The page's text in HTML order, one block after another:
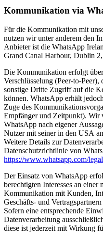
Kommunikation via
Für die Kommunikation mit
nutzen wir unter anderem den
Anbieter ist die WhatsApp
Grand Canal Harbour, Dublin
Die Kommunikation erfolgt
Verschlüsselung (Peer-to-
sonstige Dritte Zugriff auf die
können. WhatsApp erhält
Zuge des
Empfänger und Zeitpunkt). Wir
WhatsApp nach eigener
Nutzer mit seiner in den USA
Weitere Details zur
Datenschutzrichtlinie von
https://www.whatsapp.com/
Der Einsatz von WhatsApp
berechtigten Interesses an
Kommunikation mit Kunden,
Geschäfts- und
Sofern eine entsprechende
Datenverarbeitung
diese ist jederzeit mit Wirkung